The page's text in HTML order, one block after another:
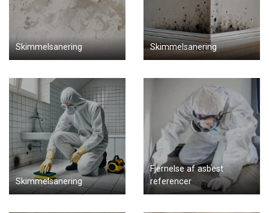
Skimmelsanering Skimmelsanering
Skimmelsanering
Fjernelse af asbest
referencer